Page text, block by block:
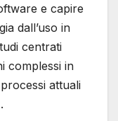
e capire
dall’uso in
centrati
complessi in
attuali